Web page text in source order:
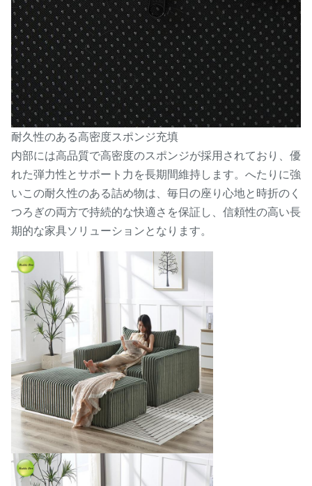
耐久性のある高密度スポンジ充填
内部には高品質で高密度のスポンジが採用されており、優
れた弾力性とサポート力を長期間維持します。へたりに強
いこの耐久性のある詰め物は、毎日の座り心地と時折のく
つろぎの両方で持続的な快適さを保証し、信頼性の高い長
期的な家具ソリューションとなります。